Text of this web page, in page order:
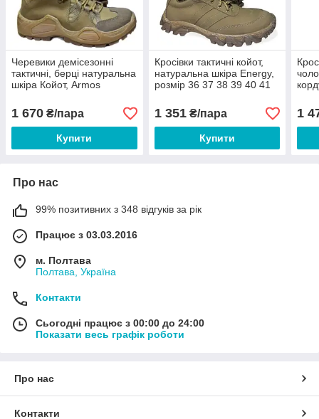
Черевики демісезонні
тактичні, берці натуральна
шкіра Койот, Armos
44 45 46
1 670 ₴/пара
Купити
Кросівки тактичні койот,
натуральна шкіра Energy,
розмір 36 37 38 39 40 41
1 351₴/пара
Купити
1
Про нас
99% позитивних з 348 відгуків за рік
Працює з 03.03.2016
м. Полтава
Полтава, Україна
Контакти
Сьогодні працює з 00:00 до 24:00
Показати весь графік роботи
Про нас
Контакти